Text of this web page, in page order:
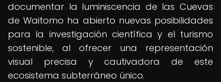
documentar la luminiscencia de las Cuevas
de Waitomo ha abierto nuevas posibilidades
para la investigación científica y el turismo
sostenible, al ofrecer una representación
visual precisa y cautivadora de este
ecosistema subterráneo único.